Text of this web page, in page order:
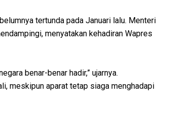
tertunda pada Januari lalu. Menteri
menyatakan kehadiran Wapres
benar-benar hadir,” ujarnya.
meskipun aparat tetap siaga menghadapi